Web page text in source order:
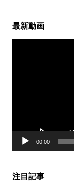
最新動画
00:00
注目記事